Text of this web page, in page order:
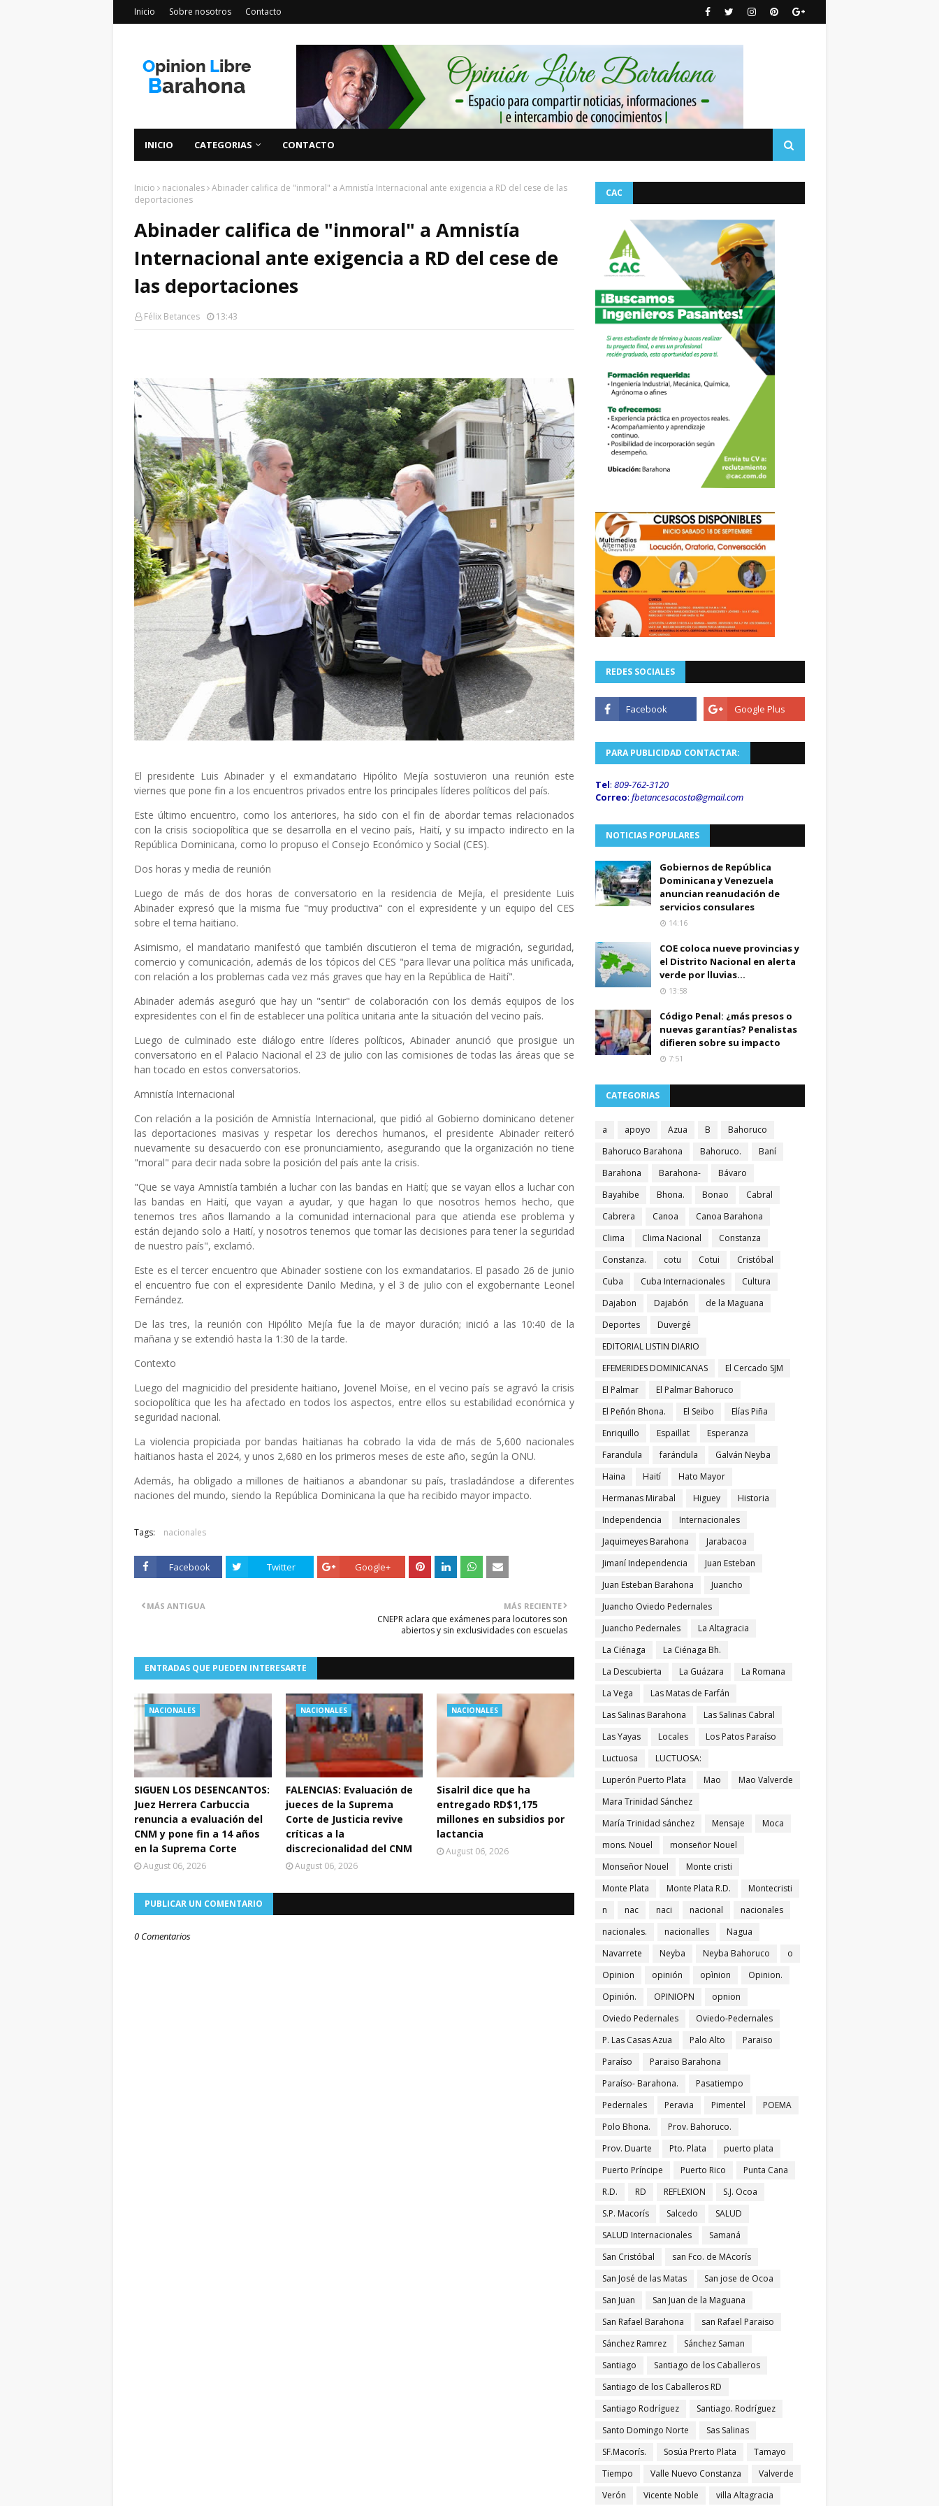
Inicio Sobre nosotros Contacto
INICIO CATEGORIAS CONTACTO
Inicio nacionales Abinader califica de "inmoral" a Amnistía Internacional ante exigencia a RD del cese de las
deportaciones
Abinader califica de "inmoral" a Amnistía
Internacional ante exigencia a RD del cese de
las deportaciones
Félix Betances 13:43
El presidente Luis Abinader y el exmandatario Hipólito Mejía sostuvieron una reunión este
viernes que pone fin a los encuentros privados entre los principales líderes políticos del país.
Este último encuentro, como los anteriores, ha sido con el fin de abordar temas relacionados
con la crisis sociopolítica que se desarrolla en el vecino país, Haití, y su impacto indirecto en la
República Dominicana, como lo propuso el Consejo Económico y Social (CES).
Dos horas y media de reunión
Luego de más de dos horas de conversatorio en la residencia de Mejía, el presidente Luis
Abinader expresó que la misma fue "muy productiva" con el expresidente y un equipo del CES
sobre el tema haitiano.
Asimismo, el mandatario manifestó que también discutieron el tema de migración, seguridad,
comercio y comunicación, además de los tópicos del CES "para llevar una política más unificada,
con relación a los problemas cada vez más graves que hay en la República de Haití".
Abinader además aseguró que hay un "sentir" de colaboración con los demás equipos de los
expresidentes con el fin de establecer una política unitaria ante la situación del vecino país.
Luego de culminado este diálogo entre líderes políticos, Abinader anunció que prosigue un
conversatorio en el Palacio Nacional el 23 de julio con las comisiones de todas las áreas que se
han tocado en estos conversatorios.
Amnistía Internacional
Con relación a la posición de Amnistía Internacional, que pidió al Gobierno dominicano detener
las deportaciones masivas y respetar los derechos humanos, el presidente Abinader reiteró
nuevamente su desacuerdo con ese pronunciamiento, asegurando que la organización no tiene
"moral" para decir nada sobre la posición del país ante la crisis.
"Que se vaya Amnistía también a luchar con las bandas en Haití; que se vayan ellos a luchar con
las bandas en Haití, que vayan a ayudar, y que hagan lo que nosotros hemos hecho, que
tenemos tres años llamando a la comunidad internacional para que atienda ese problema y
están dejando solo a Haití, y nosotros tenemos que tomar las decisiones para tener la seguridad
de nuestro país", exclamó.
Este es el tercer encuentro que Abinader sostiene con los exmandatarios. El pasado 26 de junio
el encuentro fue con el expresidente Danilo Medina, y el 3 de julio con el exgobernante Leonel
Fernández.
De las tres, la reunión con Hipólito Mejía fue la de mayor duración; inició a las 10:40 de la
mañana y se extendió hasta la 1:30 de la tarde.
Contexto
Luego del magnicidio del presidente haitiano, Jovenel Moïse, en el vecino país se agravó la crisis
sociopolítica que les ha afectado en todos los aspectos, entre ellos su estabilidad económica y
seguridad nacional.
La violencia propiciada por bandas haitianas ha cobrado la vida de más de 5,600 nacionales
haitianos hasta el 2024, y unos 2,680 en los primeros meses de este año, según la ONU.
Además, ha obligado a millones de haitianos a abandonar su país, trasladándose a diferentes
naciones del mundo, siendo la República Dominicana la que ha recibido mayor impacto.
Tags: nacionales
Facebook Twitter Google+
MÁS RECIENTE
CNEPR aclara que exámenes para locutores son
abiertos y sin exclusividades con escuelas
MÁS ANTIGUA
ENTRADAS QUE PUEDEN INTERESARTE
NACIONALES
SIGUEN LOS DESENCANTOS:
Juez Herrera Carbuccia
renuncia a evaluación del
CNM y pone fin a 14 años
en la Suprema Corte
August 06, 2026
NACIONALES
FALENCIAS: Evaluación de
jueces de la Suprema
Corte de Justicia revive
críticas a la
discrecionalidad del CNM
August 06, 2026
NACIONALES
Sisalril dice que ha
entregado RD$1,175
millones en subsidios por
lactancia
August 06, 2026
PUBLICAR UN COMENTARIO
0 Comentarios
CAC
REDES SOCIALES
PARA PUBLICIDAD CONTACTAR:
Tel: 809-762-3120
Correo: fbetancesacosta@gmail.com
NOTICIAS POPULARES
Gobiernos de República
Dominicana y Venezuela
anuncian reanudación de
servicios consulares
14:16
COE coloca nueve provincias y
el Distrito Nacional en alerta
verde por lluvias...
13:58
Código Penal: ¿más presos o
nuevas garantías? Penalistas
difieren sobre su impacto
7:51
CATEGORIAS
a apoyo Azua B
Bahoruco
Bahoruco Barahona
Bahoruco.
Baní
Barahona
Barahona-
Bávaro
Bayahibe
Bhona. Bonao
Cabral
Cabrera
Canoa
Canoa Barahona
Clima
Clima Nacional
Constanza
Constanza.
cotu Cotui
Cristóbal
Cuba
Cuba Internacionales
Cultura
Dajabon
Dajabón
de la Maguana
Deportes
Duvergé
EDITORIAL LISTIN DIARIO
EFEMERIDES DOMINICANAS
El Cercado SJM
El Palmar
El Palmar Bahoruco
El Peñón Bhona.
El Seibo
Elías Piña
Enriquillo
Espaillat
Esperanza
Farandula
farándula
Galván Neyba
Haina
Haití
Hato Mayor
Hermanas Mirabal
Higuey
Historia
Independencia
Internacionales
Jaquimeyes Barahona
Jarabacoa
Jimaní Independencia
Juan Esteban
Juan Esteban Barahona
Juancho
Juancho Oviedo Pedernales
Juancho Pedernales
La Altagracia
La Ciénaga
La Ciénaga Bh.
La Descubierta
La Guázara
La Romana
La Vega
Las Matas de Farfán
Las Salinas Barahona
Las Salinas Cabral
Las Yayas
Locales
Los Patos Paraíso
Luctuosa
LUCTUOSA:
Luperón Puerto Plata
Mao
Mao Valverde
Mara Trinidad Sánchez
María Trinidad sánchez
Mensaje
Moca
mons. Nouel
monseñor Nouel
Monseñor Nouel
Monte cristi
Monte Plata
Monte Plata R.D.
Montecristi
n
nac naci nacional
nacionales
nacionales.
nacionalles
Nagua
Navarrete
Neyba Neyba Bahoruco
o
Opinion
opinión opìnion
Opinion.
Opinión.
OPINIOPN
opnion
Oviedo Pedernales
Oviedo-Pedernales
P. Las Casas Azua
Palo Alto
Paraiso
Paraíso
Paraiso Barahona
Paraíso- Barahona.
Pasatiempo
Pedernales
Peravia Pimentel
POEMA
Polo Bhona.
Prov. Bahoruco.
Prov. Duarte
Pto. Plata
puerto plata
Puerto Príncipe
Puerto Rico
Punta Cana
R.D.
RD REFLEXION
S.J. Ocoa
S.P. Macorís
Salcedo
SALUD
SALUD Internacionales
Samaná
San Cristóbal
san Fco. de MAcorís
San José de las Matas
San jose de Ocoa
San Juan
San Juan de la Maguana
San Rafael Barahona
san Rafael Paraiso
Sánchez Ramrez
Sánchez Saman
Santiago
Santiago de los Caballeros
Santiago de los Caballeros RD
Santiago Rodríguez
Santiago. Rodríguez
Santo Domingo Norte
Sas Salinas
SF.Macorís.
Sosúa Prerto Plata
Tamayo
Tiempo
Valle Nuevo Constanza
Valverde
Verón
Vicente Noble villa Altagracia